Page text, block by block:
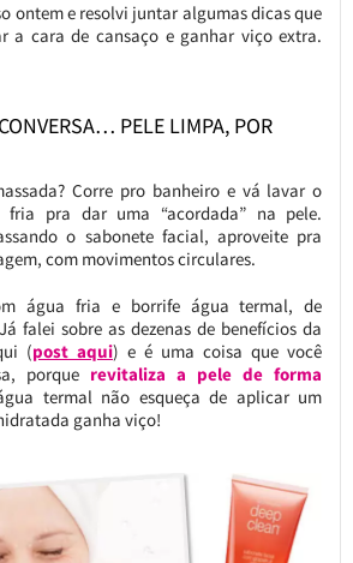
ontem e resolvi juntar algumas dicas que
a cara de cansaço e ganhar viço extra.
PELE LIMPA, POR
Corre pro banheiro e vá lavar o
pra dar uma “acordada” na pele.
o sabonete facial, aproveite pra
com movimentos circulares.
água fria e borrife água termal, de
falei sobre as dezenas de benefícios da
(post aqui) e é uma coisa que você
porque revitaliza a pele de forma
termal não esqueça de aplicar um
ganha viço!